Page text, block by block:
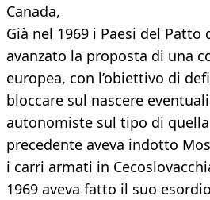
Canada,
Già nel 1969 i Paesi del Patto
avanzato la proposta di una
europea, con l’obiettivo di
bloccare sul nascere
autonomiste sul tipo di quella
precedente aveva indotto
i carri armati in
1969 aveva fatto il suo